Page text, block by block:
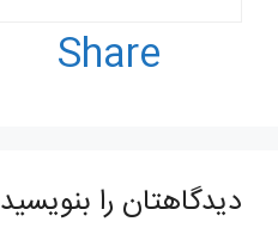
Share
دیدگاهتان را بنویسید